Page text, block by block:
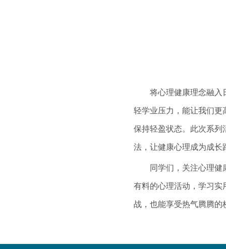
将心理健康理念融入日
轻学业压力，能让我们更
保持轻盈状态。此次系列
法，让健康心理成为成长
同学们，关注心理健康
有料的心理活动，学习实
战，也能享受热气腾腾的